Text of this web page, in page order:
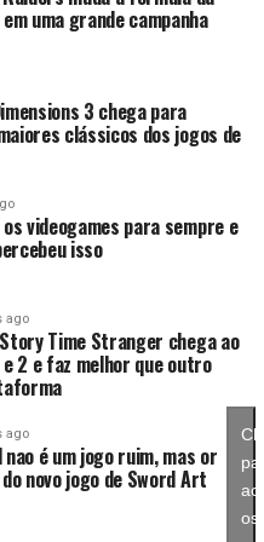
um passo
Durante muitos
como um jogo
mostra que existe
com uma campanha
Caso a recepção dos
possível que a Nintendo
e transforme o modo
daqui para frente.
de que Splatoon
laboratório para o
parece estar testando
aberto, sistemas de
mais ambiciosa para
reagir. Se a recepção
muitas dessas ideias
uma grande campanha
3 chega para
clássicos dos jogos de
videogames para sempre e
isso
ago
Story Time Stranger chega ao
2 e faz melhor que outro
ago
é um jogo ruim, mas or
novo jogo de Sword Art
os